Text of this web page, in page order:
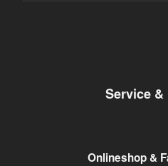
Service
Onlineshop &